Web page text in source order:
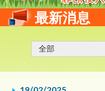
最新消息